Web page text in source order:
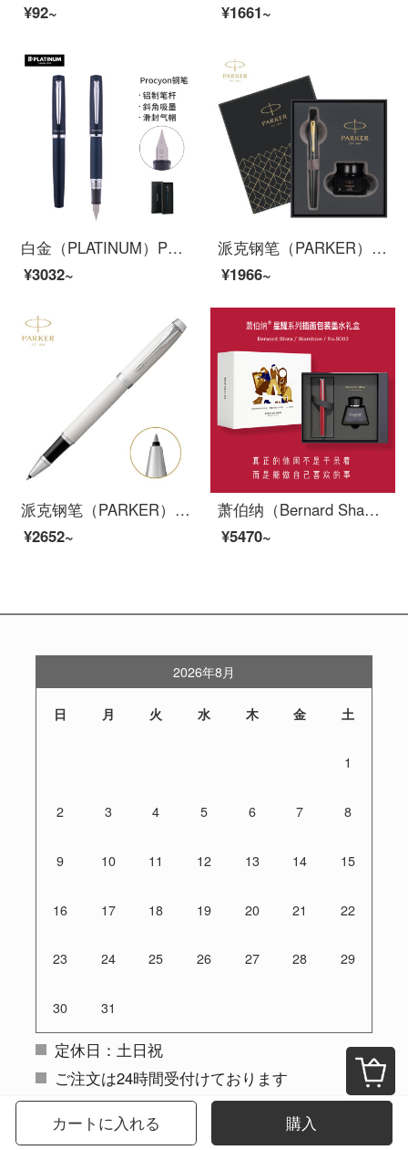
¥92~
¥1661~
白金（PLATINUM）PNS-5000钢笔PROCYON练字铱金笔尖墨囊可替换 深海蓝 F尖
¥3032~
派克钢笔（PARKER）派克威雅XL墨水礼盒 签字笔商务送礼 学生钢笔练字 生日礼物 礼品笔免费刻字 威雅XL经典黑金夹墨水笔+礼盒
¥1966~
派克钢笔（PARKER）新款IM宝珠笔 派克笔商务送礼 签字笔送女友礼品笔 生日礼品 IM纯白白夹宝珠笔
¥2652~
萧伯纳（Bernard Shaw）钢笔女生款星耀伦敦红墨水笔复古套装礼盒学生练字创意插画礼物高档送礼 伦敦红（S003插画） F尖0.6mm
¥5470~
カートに入れる 購入
2026年8月
日 月 火 水 木 金 土
1
2 3 4 5 6 7 8
9 10 11 12 13 14 15
16 17 18 19 20 21 22
23 24 25 26 27 28 29
30 31
定休日：土日祝
ご注文は24時間受付けております